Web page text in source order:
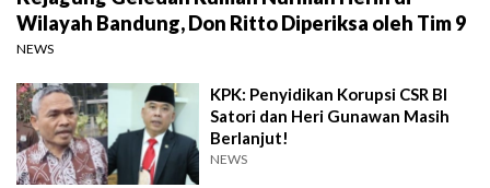
Wilayah Bandung, Don Ritto Diperiksa oleh Tim 9
NEWS
KPK: Penyidikan Korupsi CSR BI
Satori dan Heri Gunawan Masih
Berlanjut!
NEWS